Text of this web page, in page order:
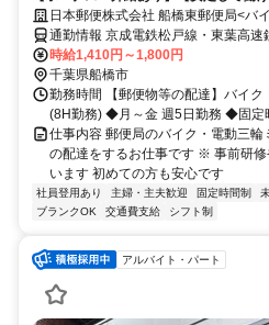
顔』をつなぐお仕事してみませんか？
日本郵便株式会社 船橋東郵便局<バ
物等の配達>
通勤情報 京成電鉄松戸線・東葉高
時給1,410円～1,800円
千葉県船橋市
勤務時間 【郵便物等の配達】バイ
(8H勤務) ◆月～金 週5日勤務 ◆固定
仕事内容 郵便局のバイク・電動三
の配達をするお仕事です ※ 事前研
います 初めての方も安心です
社員登用あり 主婦・主夫歓迎 固定時間制
ブランクOK
交通費支給 シフト制
アルバイト・パート